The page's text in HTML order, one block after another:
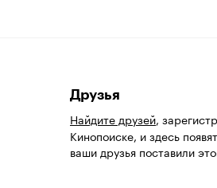
Друзья
Найдите друзей,
Кинопоиске, и здесь
ваши друзья поставили